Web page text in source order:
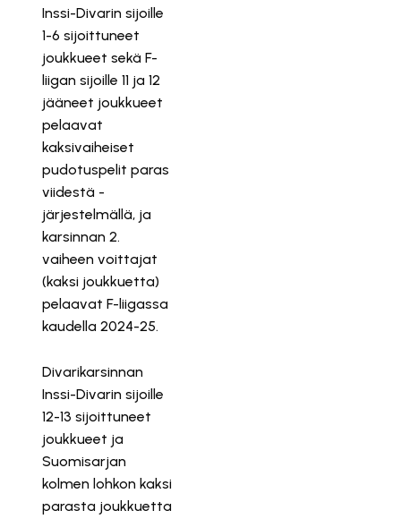
Inssi-Divarin sijoille
1-6 sijoittuneet
joukkueet sekä F-
liigan sijoille 11 ja 12
jääneet joukkueet
pelaavat
kaksivaiheiset
pudotuspelit paras
viidestä -
järjestelmällä, ja
karsinnan 2.
vaiheen voittajat
(kaksi joukkuetta)
pelaavat F-liigassa
kaudella 2024-25.
Divarikarsinnan
Inssi-Divarin sijoille
12-13 sijoittuneet
joukkueet ja
Suomisarjan
kolmen lohkon kaksi
parasta joukkuetta